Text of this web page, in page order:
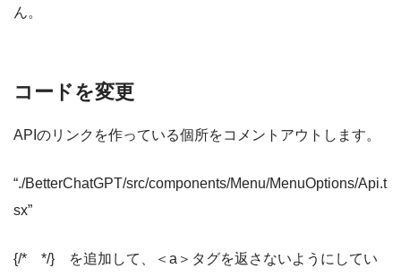
ん。
コードを変更
APIのリンクを作っている個所をコメントアウトします。
“./BetterChatGPT/src/components/Menu/MenuOptions/Api.t
sx”
{/* */} を追加して、＜a＞タグを返さないようにしてい